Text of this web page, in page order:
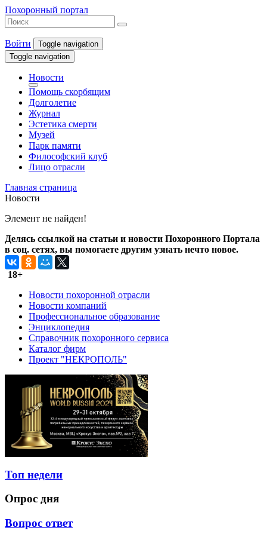
Похоронный портал
Войти
Toggle navigation
Toggle navigation
Новости
Помощь скорбящим
Долголетие
Журнал
Эстетика смерти
Музей
Парк памяти
Философский клуб
Лицо отрасли
Главная страница
Новости
Элемент не найден!
Делясь ссылкой на статьи и новости Похоронного Портала
в соц. сетях, вы помогаете другим узнать нечто новое.
18+
Новости похоронной отрасли
Новости компаний
Профессиональное образование
Энциклопедия
Справочник похоронного сервиса
Каталог фирм
Проект "НЕКРОПОЛЬ"
Топ недели
Опрос дня
Вопрос ответ